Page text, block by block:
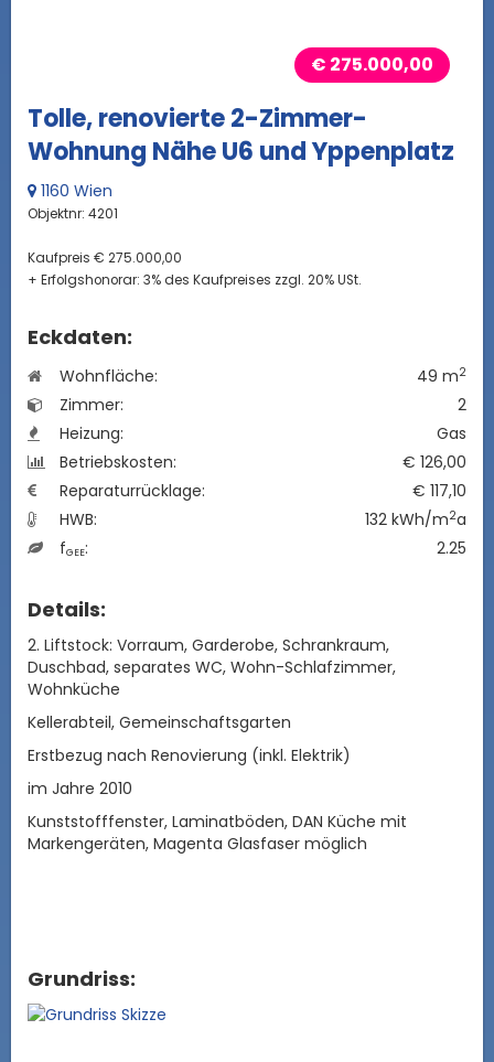
€ 275.000,00
Tolle, renovierte 2-Zimmer-
Wohnung Nähe U6 und Yppenplatz
1160 Wien
Objektnr: 4201
Kaufpreis € 275.000,00
+ Erfolgshonorar: 3% des Kaufpreises zzgl. 20% USt.
Eckdaten:
Wohnfläche: 49 m2
Zimmer:
2
Heizung:
Gas
Betriebskosten:
€ 126,00
Reparaturrücklage:
€ 117,10
HWB:
132 kWh/m2a
fGEE: 2.25
Details:
2. Liftstock: Vorraum, Garderobe, Schrankraum,
Duschbad, separates WC, Wohn-Schlafzimmer,
Wohnküche
Kellerabteil, Gemeinschaftsgarten
Erstbezug nach Renovierung (inkl. Elektrik)
im Jahre 2010
Kunststofffenster, Laminatböden, DAN Küche mit
Markengeräten, Magenta Glasfaser möglich
Grundriss: